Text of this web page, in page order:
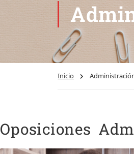
Inicio
Oposiciones